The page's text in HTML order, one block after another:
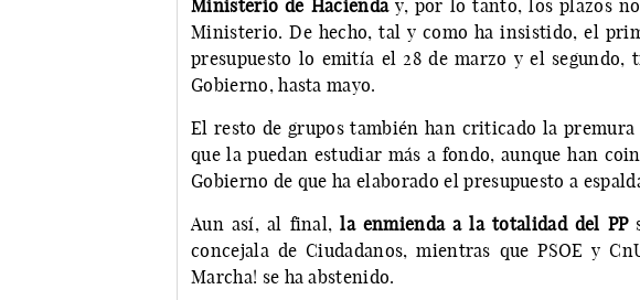
Ministerio de Hacienday, por lo tanto, los plazos
Ministerio. De hecho, tal y como ha insistido, el
presupuesto lo emitía el 28 de marzo y el segundo,
Gobierno, hasta mayo.
El resto de grupos también han criticado la
que la puedan estudiar más a fondo, aunque han
Gobierno de que ha elaborado el presupuesto a
Aun así, al final,la enmienda a la totalidad del PP
concejala de Ciudadanos, mientras que PSOE y
Marcha! se ha abstenido.